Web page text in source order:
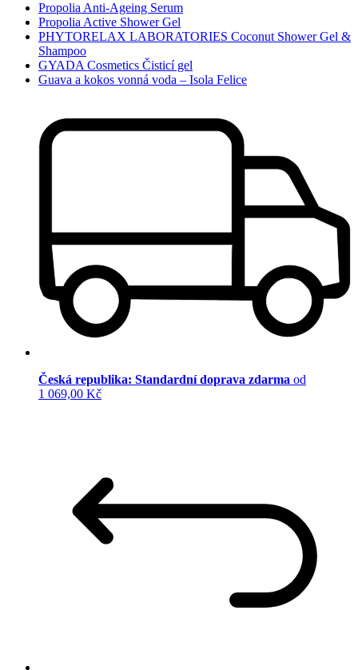
Propolia Anti-Ageing Serum
Propolia Active Shower Gel
PHYTORELAX LABORATORIES Coconut Shower Gel &
Shampoo
GYADA Cosmetics Čisticí gel
Guava a kokos vonná voda – Isola Felice
Česká republika: Standardní doprava zdarma od
1 069,00 Kč